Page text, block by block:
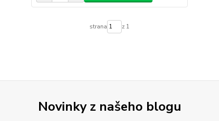
strana z 1
Novinky z našeho blogu